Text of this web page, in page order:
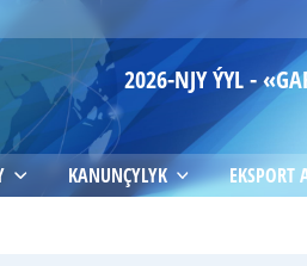
2026-NJY ÝYL -
KANUNÇYLYK EKSPORT